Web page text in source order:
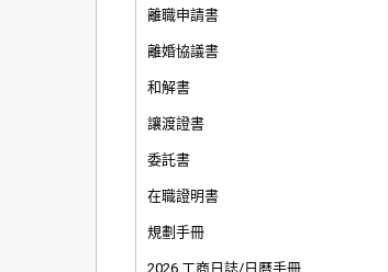
離職申請書
離婚協議書
和解書
讓渡證書
委託書
在職證明書
規劃手冊
2026 工商日誌/日曆手冊